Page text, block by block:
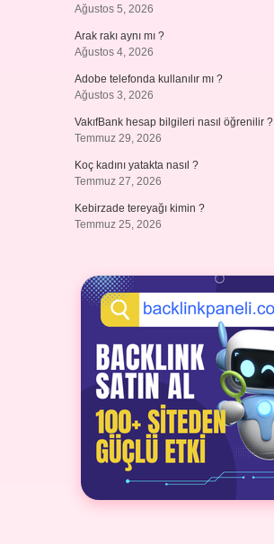
Ağustos 5, 2026
Arak rakı aynı mı ?
Ağustos 4, 2026
Adobe telefonda kullanılır mı ?
Ağustos 3, 2026
VakıfBank hesap bilgileri nasıl öğrenilir ?
Temmuz 29, 2026
Koç kadını yatakta nasıl ?
Temmuz 27, 2026
Kebirzade tereyağı kimin ?
Temmuz 25, 2026